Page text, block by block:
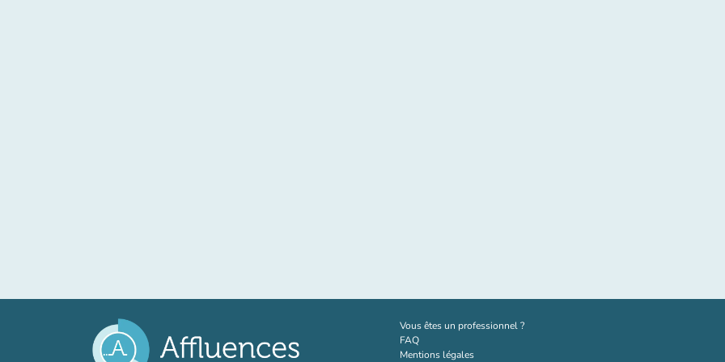
Vous êtes un professionnel ?(nouvel onglet)
FAQ
Mentions légales